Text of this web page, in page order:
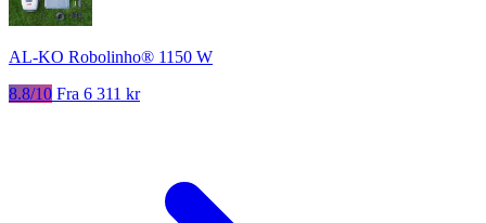
AL-KO Robolinho® 1150 W
8.8/10 Fra 6 311 kr